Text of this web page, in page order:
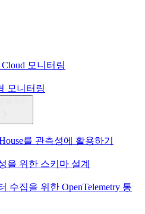
모니터링
모니터링
를 관측성에 활용하기
을 위한 스키마 설계
수집을 위한 OpenTelemetry 통